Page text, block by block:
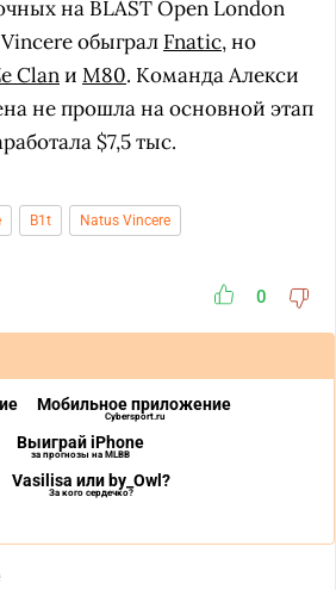
на BLAST Open London
обыграл Fnatic, но
Clanи M80. Команда Алекси
не прошла на основной этап
$7,5 тыс.
B1t Natus Vincere
0
Мобильное приложение
Cybersport.ru
Выиграй iPhone
за прогнозы на MLBB
Vasilisa или by_Owl?
За кого сердечко?